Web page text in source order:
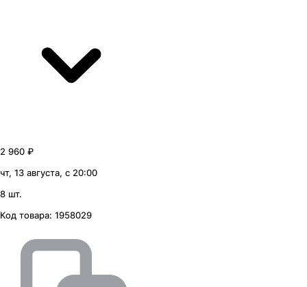
2 960 ₽
чт, 13 августа, с 20:00
8 шт.
Код товара: 1958029